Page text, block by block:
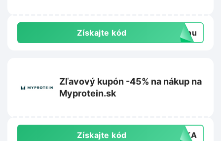
Získajte kód manu
Zľavový kupón -45% na nákup na
Myprotein.sk
Získajte kód AVKA